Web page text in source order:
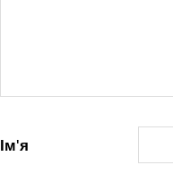
Ім'я